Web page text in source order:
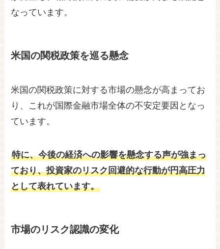
なっています。
米国の関税政策を巡る懸念
米国の関税政策に対する市場の懸念が高まってお
り、これが国際金融市場全体の不安定要因となっ
ています。
特に、今後の経済への影響を懸念する声が強まっ
ており、投資家のリスク回避的な行動が円高圧力
として表れています。
市場のリスク認識の変化